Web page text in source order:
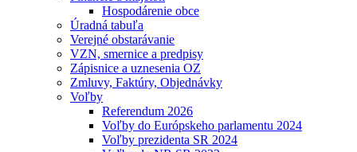
Hospodárenie obce
Úradná tabuľa
Verejné obstarávanie
VZN, smernice a predpisy
Zápisnice a uznesenia OZ
Zmluvy, Faktúry, Objednávky
Voľby
Referendum 2026
Voľby do Európskeho parlamentu 2024
Voľby prezidenta SR 2024